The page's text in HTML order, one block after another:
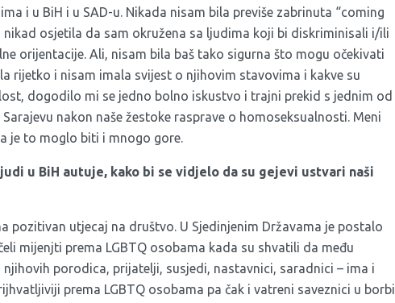
i u BiH i u SAD-u. Nikada nisam bila previše zabrinuta “coming
osjetila da sam okružena sa ljudima koji bi diskriminisali i/ili
orijentacije. Ali, nisam bila baš tako sigurna što mogu očekivati
rijetko i nisam imala svijest o njihovim stavovima i kakve su
dogodilo mi se jedno bolno iskustvo i trajni prekid s jednim od
nakon naše žestoke rasprave o homoseksualnosti. Meni
je to moglo biti i mnogo gore.
u BiH autuje, kako bi se vidjelo da su gejevi ustvari naši
pozitivan utjecaj na društvo. U Sjedinjenim Državama je postalo
mijenjti prema LGBTQ osobama kada su shvatili da među
porodica, prijatelji, susjedi, nastavnici, saradnici – ima i
prema LGBTQ osobama pa čak i vatreni saveznici u borbi